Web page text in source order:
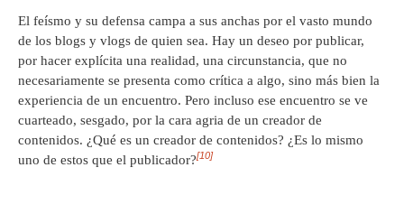
El feísmo y su defensa campa a sus anchas por el vasto mundo
de los blogs y vlogs de quien sea. Hay un deseo por publicar,
por hacer explícita una realidad, una circunstancia, que no
necesariamente se presenta como crítica a algo, sino más bien la
experiencia de un encuentro. Pero incluso ese encuentro se ve
cuarteado, sesgado, por la cara agria de un creador de
contenidos. ¿Qué es un creador de contenidos? ¿Es lo mismo
uno de estos que el publicador?[10]